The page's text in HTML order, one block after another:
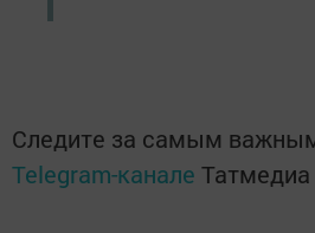
Следите за самым
Telegram-канале Татмедиа